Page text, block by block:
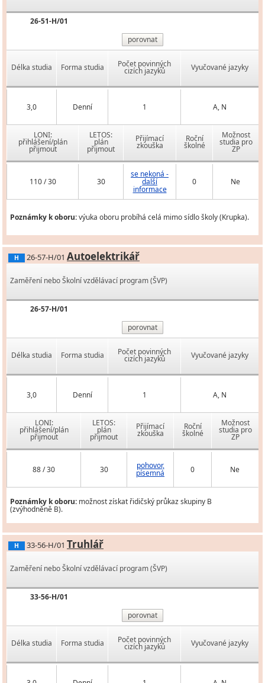
26-51-H/01
porovnat
Délka studia Forma studia Počet povinných
cizích jazyků Vyučované jazyky
3,0 Denní 1 A, N
LONI:
přihlášení/plán
přijmout
LETOS:
plán
přijmout
Přijímací
zkouška
Roční
školné
Možnost
studia pro
ZP
110 / 30 30
se nekoná -
další
informace
0 Ne
Poznámky k oboru:výuka oboru probíhá celá mimo sídlo školy (Krupka).
H 26-57-H/01 Autoelektrikář
Zaměření nebo Školní vzdělávací program (ŠVP)
26-57-H/01
porovnat
Délka studia Forma studia Počet povinných
cizích jazyků Vyučované jazyky
3,0 Denní 1 A, N
LONI:
přihlášení/plán
přijmout
LETOS:
plán
přijmout
Přijímací
zkouška
Roční
školné
Možnost
studia pro
ZP
88 / 30 30 pohovor,
písemná 0 Ne
Poznámky k oboru: možnost získat řidičský průkaz skupiny B
(zvýhodněně B).
H 33-56-H/01 Truhlář
Zaměření nebo Školní vzdělávací program (ŠVP)
33-56-H/01
porovnat
Délka studia Forma studia Počet povinných
cizích jazyků Vyučované jazyky